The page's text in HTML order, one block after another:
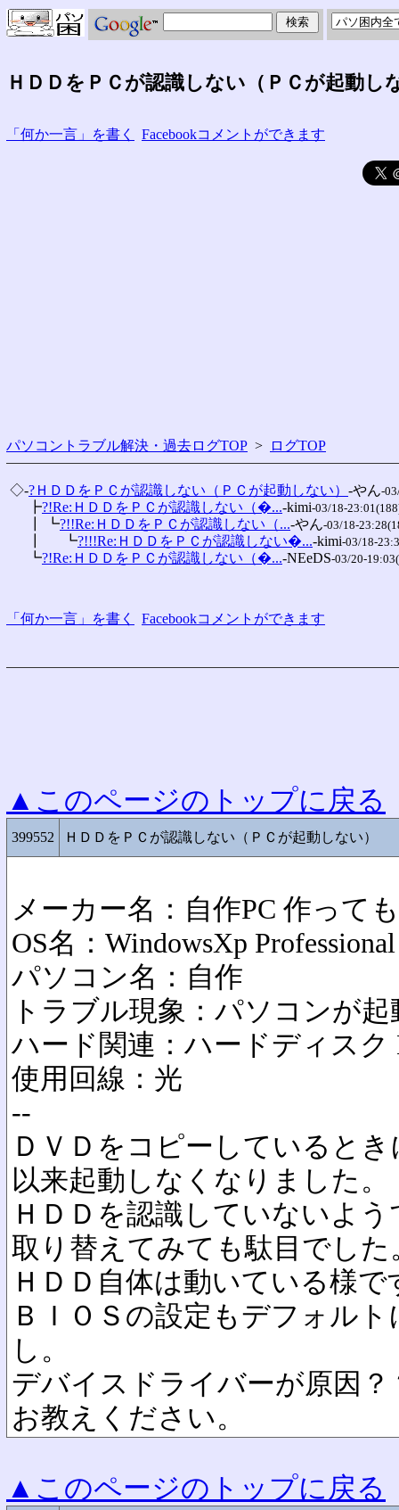
ＨＤＤをＰＣが認識しない（ＰＣが起動し
「何か一言」を書く Facebookコメントができます
パソコントラブル解決・過去ログTOP > ログTOP
◇-?ＨＤＤをＰＣが認識しない（ＰＣが起動しない） -やん-
┣?!Re:ＨＤＤをＰＣが認識しない（�...-kimi-03/18-
┃ ┗?!!Re:ＨＤＤをＰＣが認識しない（...-やん-03/18-
┃ 　 ┗?!!!Re:ＨＤＤをＰＣが認識しない�...-kimi-03/18-
┗?!Re:ＨＤＤをＰＣが認識しない（�...-NEeDS-03/20-
「何か一言」を書く Facebookコメントができます
▲このページのトップに戻る
399552 ＨＤＤをＰＣが認識しない（ＰＣが起動しない）
メーカー名：自作PC 作って
OS名：WindowsXp Professional
パソコン名：自作
トラブル現象：パソコンが
ハード関連：ハードディスク
使用回線：光
--
ＤＶＤをコピーしていると
以来起動しなくなりました。
ＨＤＤを認識していないよ
取り替えてみても駄目でした
ＨＤＤ自体は動いている様で
ＢＩＯＳの設定もデフォル
し。
デバイスドライバーが原因
お教えください。
▲このページのトップに戻る